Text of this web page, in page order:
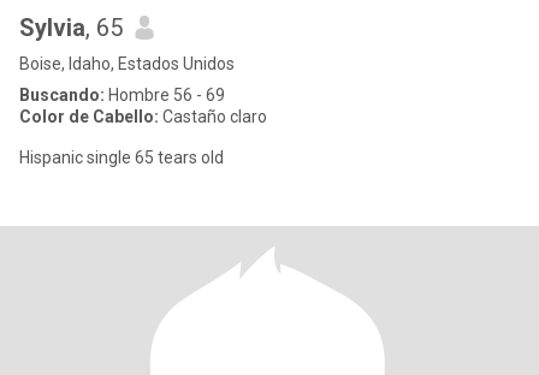
Sylvia, 65
Boise, Idaho, Estados Unidos
Buscando: Hombre 56 - 69
Color de Cabello: Castaño claro
Hispanic single 65 tears old